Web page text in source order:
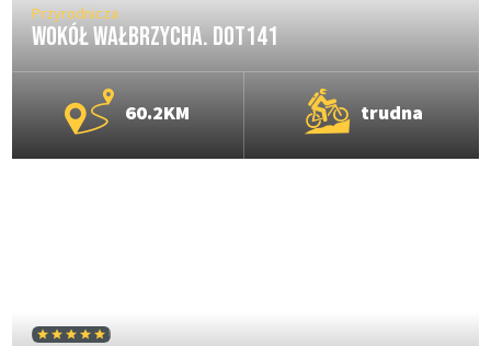
Przyrodnicza
Wokół Wałbrzycha. DOT141
60.2KM trudna